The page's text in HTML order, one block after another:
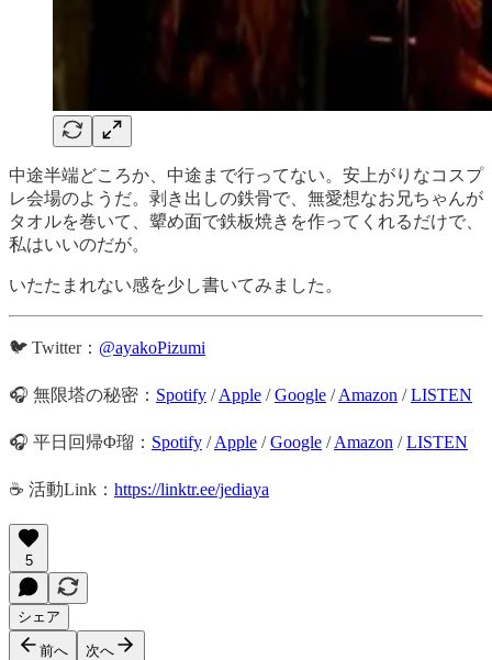
中途半端どころか、中途まで行ってない。安上がりなコスプ
レ会場のようだ。剥き出しの鉄骨で、無愛想なお兄ちゃんが
タオルを巻いて、顰め面で鉄板焼きを作ってくれるだけで、
私はいいのだが。
いたたまれない感を少し書いてみました。
🐦 Twitter： @ayakoPizumi
🎧 無限塔の秘密： Spotify /Apple /Google /Amazon /LISTEN
🎧 平日回帰Φ瑠： Spotify /Apple /Google /Amazon /LISTEN
☕️ 活動Link： https://linktr.ee/jediaya
5
シェア
前へ 次へ